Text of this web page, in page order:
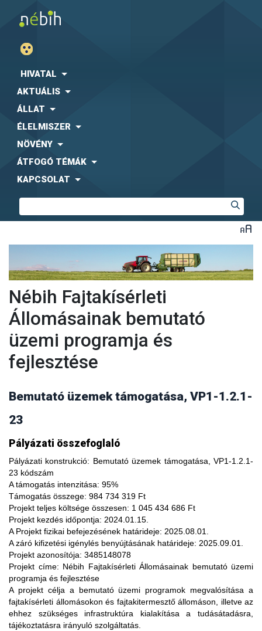
HIVATAL
AKTUÁLIS
ÁLLAT
ÉLELMISZER
NÖVÉNY
ÁTFOGÓ TÉMÁK
KAPCSOLAT
Nébih Fajtakísérleti
Állomásainak bemutató
üzemi programja és
fejlesztése
Bemutató üzemek támogatása, VP1-1.2.1-
23
Pályázati összefoglaló
Pályázati konstrukció: Bemutató üzemek támogatása, VP1-1.2.1-
23 kódszám
A támogatás intenzitása: 95%
Támogatás összege: 984 734 319 Ft
Projekt teljes költsége összesen: 1 045 434 686 Ft
Projekt kezdés időpontja: 2024.01.15.
A Projekt fizikai befejezésének határideje: 2025.08.01.
A záró kifizetési igénylés benyújtásának határideje: 2025.09.01.
Projekt azonosítója: 3485148078
Projekt címe: Nébih Fajtakísérleti Állomásainak bemutató üzemi
programja és fejlesztése
A projekt céljaa bemutató üzemi programok megvalósítása a
fajtakísérleti állomásokon és fajtakitermesztő állomáson, illetve az
ehhez szükséges infrastruktúra kialakítása a tudásátadásra,
tájékoztatásra irányuló szolgáltatás.
A fajtakísérleti és fajtakitermesztési állomások
modernizálásával, olyan növényfajta kísérleteket lehet
végezni, melyekkel limitálhatóak a mezőgazdasági termesztés
bizonytalanságából adódó negatív hatások, növelhető a
termésbiztonság, valamint a növényi kórokozókkal, kártevőkkel
szembeni ellenálló képesség. A fajtakísérlet során megszerzett
tapasztalatok átadása az agrárgazdaság szereplői részére egy
olyan, a hagyományostól eltérő jellegű tudás megszerzési
lehetőség, amelynek során a résztvevők elsősorban
gyakorlatorientált ismeretanyaggal, tapasztalatokkal
gazdagodhatnak, a fajtahasználaton túl, az aktuális termelési
eljárások és gazdaságszervezési minták alkalmazása
tekintetében. A gazdálkodók olyan innovatív ismereteket,
növénykultúrákat (fajtákat), környezetvédelmi megoldásokat
ismerhetnek meg, amelyek alkalmazása révén
optimalizálhatják a termelést, csökkenthetik a szennyezőanyag
kibocsátást, valamint eredményesen alkalmazkodhatnak a